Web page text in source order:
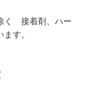
く 接着剤、ハー
す。